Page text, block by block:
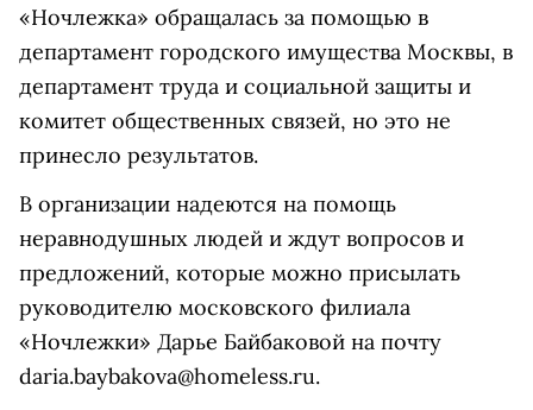
«Ночлежка» обращалась за помощью в
департамент городского имущества Москвы, в
департамент труда и социальной защиты и
комитет общественных связей, но это не
принесло результатов.
В организации надеются на помощь
неравнодушных людей и ждут вопросов и
предложений, которые можно присылать
руководителю московского филиала
«Ночлежки» Дарье Байбаковой на почту
daria.baybakova@homeless.ru.